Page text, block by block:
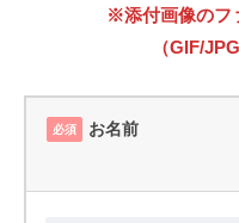
※添付画像のフ
（GIF/
必須 お名前